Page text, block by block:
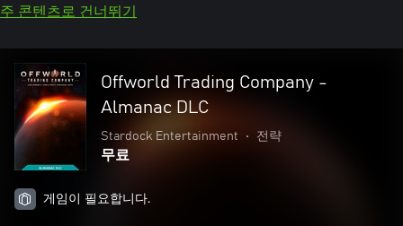
주 콘텐츠로 건너뛰기
Offworld Trading Company -
Almanac DLC
Stardock Entertainment • 전략
무료
게임이 필요합니다.